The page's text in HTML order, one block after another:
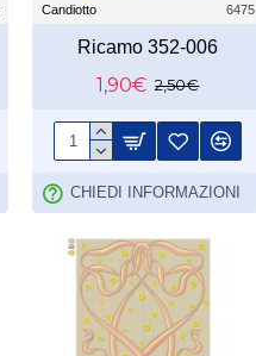
Candiotto 6475
Ricamo 352-006
1,90€ 2,50€
CHIEDI INFORMAZIONI